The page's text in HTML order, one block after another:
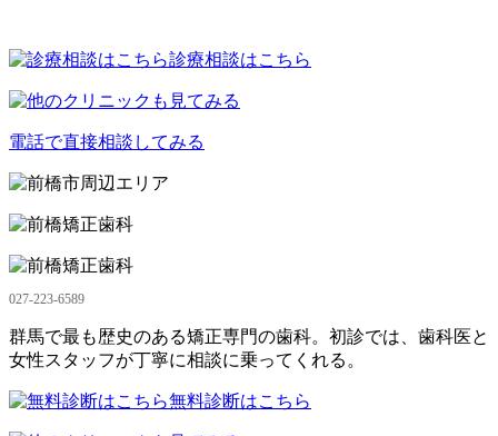
診療相談はこちら
電話で直接相談してみる
027-223-6589
群馬で最も歴史のある矯正専門の歯科。初診では、歯科医と
女性スタッフが丁寧に相談に乗ってくれる。
無料診断はこちら